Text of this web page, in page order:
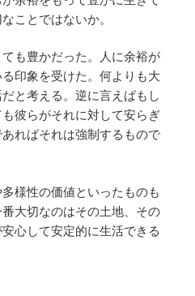
ことではないか。
も豊かだった。人に余裕が
印象を受けた。何よりも大
と考える。逆に言えばもし
彼らがそれに対して安らぎ
ればそれは強制するもので
様性の価値といったものも
大切なのはその土地、その
心して安定的に生活できる